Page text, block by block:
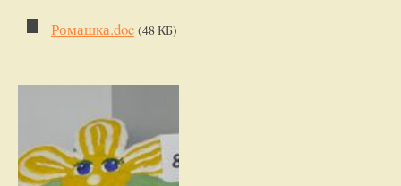
Ромашка.doc (48 КБ)